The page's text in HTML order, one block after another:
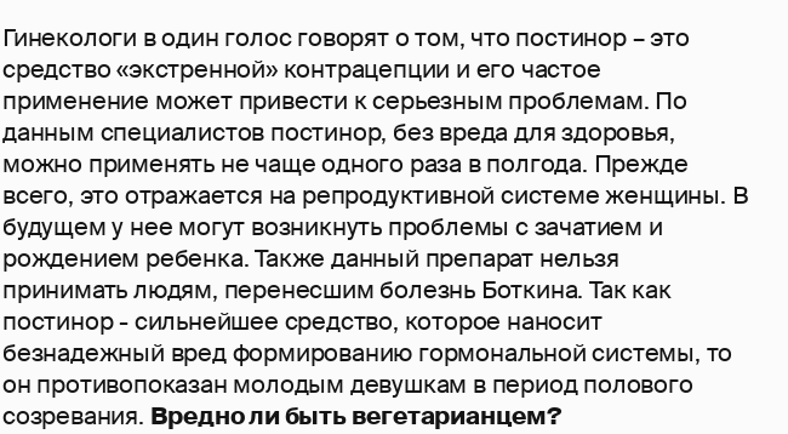
Гинекологи в один голос говорят о том, что постинор – это
средство «экстренной» контрацепции и его частое
применение может привести к серьезным проблемам. По
данным специалистов постинор, без вреда для здоровья,
можно применять не чаще одного раза в полгода. Прежде
всего, это отражается на репродуктивной системе женщины. В
будущем у нее могут возникнуть проблемы с зачатием и
рождением ребенка. Также данный препарат нельзя
принимать людям, перенесшим болезнь Боткина. Так как
постинор - сильнейшее средство, которое наносит
безнадежный вред формированию гормональной системы, то
он противопоказан молодым девушкам в период полового
созревания. Вредно ли быть вегетарианцем?